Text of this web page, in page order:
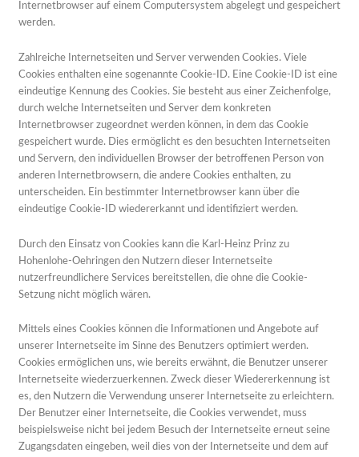
Internetbrowser auf einem Computersystem abgelegt und gespeichert
werden.
Zahlreiche Internetseiten und Server verwenden Cookies. Viele
Cookies enthalten eine sogenannte Cookie-ID. Eine Cookie-ID ist eine
eindeutige Kennung des Cookies. Sie besteht aus einer Zeichenfolge,
durch welche Internetseiten und Server dem konkreten
Internetbrowser zugeordnet werden können, in dem das Cookie
gespeichert wurde. Dies ermöglicht es den besuchten Internetseiten
und Servern, den individuellen Browser der betroffenen Person von
anderen Internetbrowsern, die andere Cookies enthalten, zu
unterscheiden. Ein bestimmter Internetbrowser kann über die
eindeutige Cookie-ID wiedererkannt und identifiziert werden.
Durch den Einsatz von Cookies kann die Karl-Heinz Prinz zu
Hohenlohe-Oehringen den Nutzern dieser Internetseite
nutzerfreundlichere Services bereitstellen, die ohne die Cookie-
Setzung nicht möglich wären.
Mittels eines Cookies können die Informationen und Angebote auf
unserer Internetseite im Sinne des Benutzers optimiert werden.
Cookies ermöglichen uns, wie bereits erwähnt, die Benutzer unserer
Internetseite wiederzuerkennen. Zweck dieser Wiedererkennung ist
es, den Nutzern die Verwendung unserer Internetseite zu erleichtern.
Der Benutzer einer Internetseite, die Cookies verwendet, muss
beispielsweise nicht bei jedem Besuch der Internetseite erneut seine
Zugangsdaten eingeben, weil dies von der Internetseite und dem auf